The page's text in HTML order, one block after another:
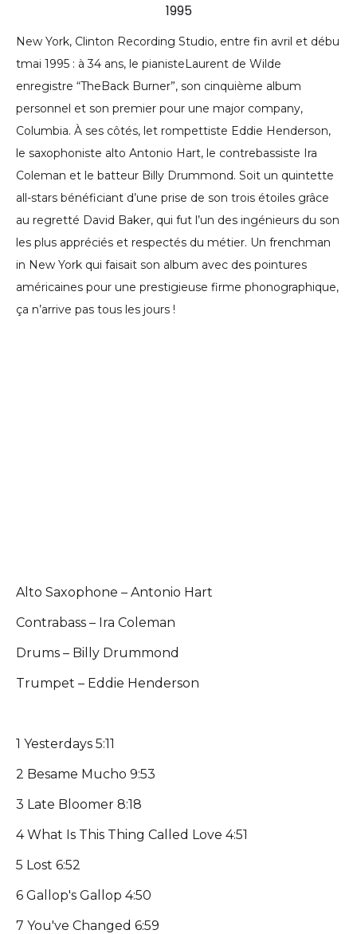
1995
New York, Clinton Recording Studio, entre fin avril et débu
tmai 1995 : à 34 ans, le pianisteLaurent de Wilde
enregistre “TheBack Burner”, son cinquième album
personnel et son premier pour une major company,
Columbia. À ses côtés, let rompettiste Eddie Henderson,
le saxophoniste alto Antonio Hart, le contrebassiste Ira
Coleman et le batteur Billy Drummond. Soit un quintette
all-stars bénéficiant d’une prise de son trois étoiles grâce
au regretté David Baker, qui fut l’un des ingénieurs du son
les plus appréciés et respectés du métier. Un frenchman
in New York qui faisait son album avec des pointures
américaines pour une prestigieuse firme phonographique,
ça n’arrive pas tous les jours !
Alto Saxophone – Antonio Hart
Contrabass – Ira Coleman
Drums – Billy Drummond
Trumpet – Eddie Henderson
1 Yesterdays 5:11
2 Besame Mucho 9:53
3 Late Bloomer 8:18
4 What Is This Thing Called Love 4:51
5 Lost 6:52
6 Gallop's Gallop 4:50
7 You've Changed 6:59